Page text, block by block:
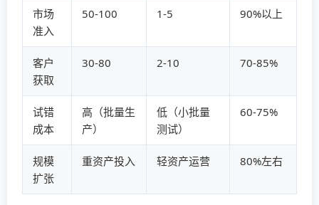
市场
准入
50-100 1-5 90%以上
客户
获取
30-80 2-10 70-85%
试错
成本
高（批量生
产）
低（小批量
测试）
60-75%
规模
扩张
重资产投入 轻资产运营 80%左右